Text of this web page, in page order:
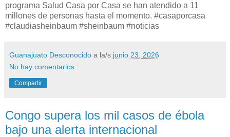
programa Salud Casa por Casa se han atendido a 11
millones de personas hasta el momento. #casaporcasa
#claudiasheinbaum #sheinbaum #noticias
Guanajuato Desconocido a la/s junio 23, 2026
No hay comentarios.:
Compartir
Congo supera los mil casos de ébola
bajo una alerta internacional